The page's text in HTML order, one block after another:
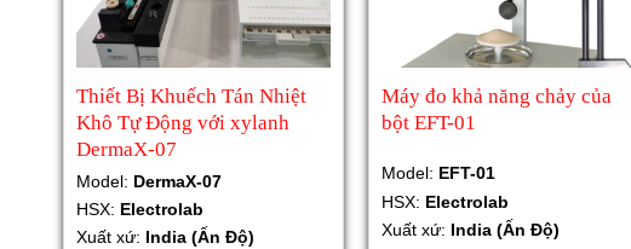
Thiết Bị Khuếch Tán Nhiệt
Khô Tự Động với xylanh
DermaX-07
Model: DermaX-07
HSX: Electrolab
Xuất xứ: India (Ấn Độ)
Máy đo khả năng chảy của
bột EFT-01
Model: EFT-01
HSX: Electrolab
Xuất xứ: India (Ấn Độ)